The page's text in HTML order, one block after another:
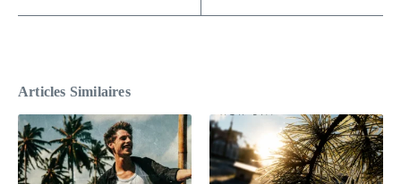
Articles Similaires